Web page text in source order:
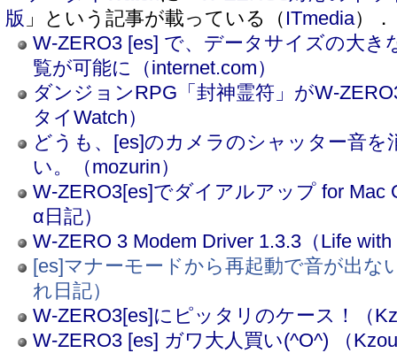
版 」という記事が載っている（ ITmedia）．
W-ZERO3 [es] で、データサイズの大き
覧が可能に（internet.com）
ダンジョンRPG「封神霊符」がW-
タイWatch）
どうも、[es]のカメラのシャッター音
い。（mozurin）
W-ZERO3[es]でダイアルアップ for Mac
α日記）
W-ZERO 3 Modem Driver 1.3.3（Life
[es]マナーモードから再起動で音が出な
れ日記）
W-ZERO3[es]にピッタリのケース！（
W-ZERO3 [es] ガワ大人買い(^O^) （